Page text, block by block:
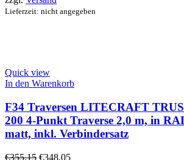
Lieferzeit: nicht angegeben
Quick view
In den Warenkorb
F34 Traversen LITECRAFT
200 4-Punkt Traverse 2,0 m, in
matt, inkl. Verbindersatz
€355,15 €348,05